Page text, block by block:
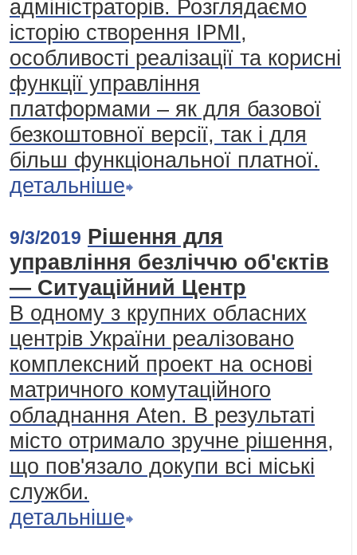
адміністраторів. Розглядаємо
історію створення IPMI,
особливості реалізації та корисні
функції управління
платформами – як для базової
безкоштовної версії, так і для
більш функціональної платної.
детальніше
9/3/2019 Рішення для
управління безліччю об'єктів
— Ситуаційний Центр
В одному з крупних обласних
центрів України реалізовано
комплексний проект на основі
матричного комутаційного
обладнання Aten. В результаті
місто отримало зручне рішення,
що пов'язало докупи всі міські
служби.
детальніше